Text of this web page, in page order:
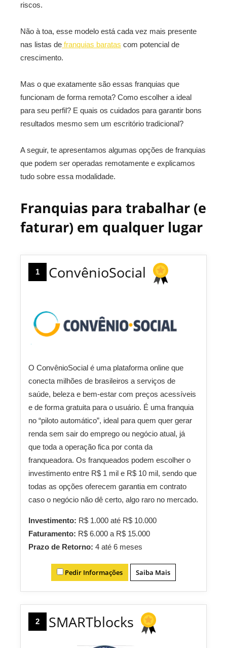
riscos.
Não à toa, esse modelo está cada vez mais presente
nas listas de franquias baratas com potencial de
crescimento.
Mas o que exatamente são essas franquias que
funcionam de forma remota? Como escolher a ideal
para seu perfil? E quais os cuidados para garantir bons
resultados mesmo sem um escritório tradicional?
A seguir, te apresentamos algumas opções de franquias
que podem ser operadas remotamente e explicamos
tudo sobre essa modalidade.
Franquias para trabalhar (e
faturar) em qualquer lugar
1 ConvênioSocial
O ConvênioSocial é uma plataforma online que
conecta milhões de brasileiros a serviços de
saúde, beleza e bem-estar com preços acessíveis
e de forma gratuita para o usuário. É uma franquia
no “piloto automático”, ideal para quem quer gerar
renda sem sair do emprego ou negócio atual, já
que toda a operação fica por conta da
franqueadora. Os franqueados podem escolher o
investimento entre R$ 1 mil e R$ 10 mil, sendo que
todas as opções oferecem garantia em contrato
caso o negócio não dê certo, algo raro no mercado.
Investimento: R$ 1.000 até R$ 10.000
Faturamento: R$ 6.000 a R$ 15.000
Prazo de Retorno: 4 até 6 meses
Pedir Informações Saiba Mais
2 SMARTblocks